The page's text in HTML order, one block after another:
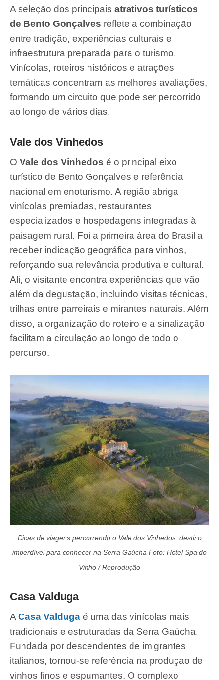
A seleção dos principais atrativos turísticos
de Bento Gonçalves reflete a combinação
entre tradição, experiências culturais e
infraestrutura preparada para o turismo.
Vinícolas, roteiros históricos e atrações
temáticas concentram as melhores avaliações,
formando um circuito que pode ser percorrido
ao longo de vários dias.
Vale dos Vinhedos
O Vale dos Vinhedos é o principal eixo
turístico de Bento Gonçalves e referência
nacional em enoturismo. A região abriga
vinícolas premiadas, restaurantes
especializados e hospedagens integradas à
paisagem rural. Foi a primeira área do Brasil a
receber indicação geográfica para vinhos,
reforçando sua relevância produtiva e cultural.
Ali, o visitante encontra experiências que vão
além da degustação, incluindo visitas técnicas,
trilhas entre parreirais e mirantes naturais. Além
disso, a organização do roteiro e a sinalização
facilitam a circulação ao longo de todo o
percurso.
Dicas de viagens percorrendo o Vale dos Vinhedos, destino
imperdível para conhecer na Serra Gaúcha Foto: Hotel Spa do
Vinho / Reprodução
Casa Valduga
ACasa Valduga é uma das vinícolas mais
tradicionais e estruturadas da Serra Gaúcha.
Fundada por descendentes de imigrantes
italianos, tornou-se referência na produção de
vinhos finos e espumantes. O complexo